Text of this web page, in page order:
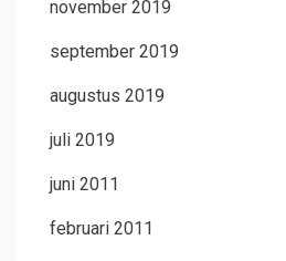
november 2019
september 2019
augustus 2019
juli 2019
juni 2011
februari 2011